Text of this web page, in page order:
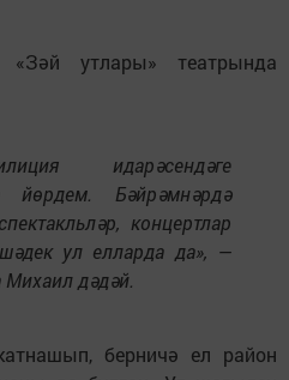
«Зәй утлары» театрында
идарәсендәге
йөрдем. Бәйрәмнәрдә
концертлар
ул елларда да», —
Михаил дәдәй.
берничә ел район